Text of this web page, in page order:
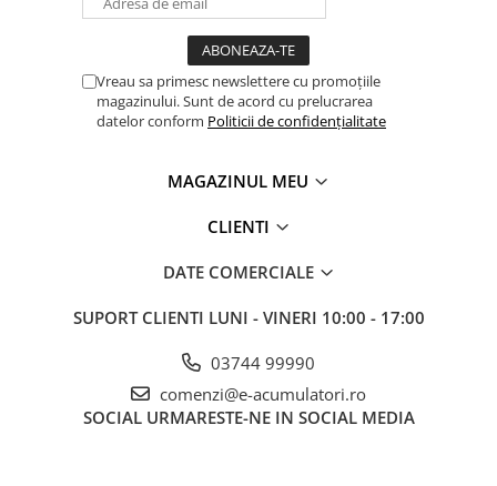
Vreau sa primesc newslettere cu promoțiile
magazinului. Sunt de acord cu prelucrarea
datelor conform Politicii de confidențialitate
MAGAZINUL MEU
CLIENTI
DATE COMERCIALE
SUPORT CLIENTI LUNI - VINERI 10:00 - 17:00
03744 99990
comenzi@e-acumulatori.ro
SOCIAL URMARESTE-NE IN SOCIAL MEDIA